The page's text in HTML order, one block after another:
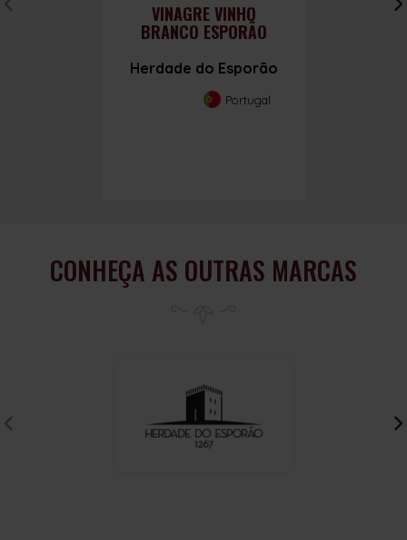
VINAGRE VINHO
BRANCO ESPORÃO
Herdade do Esporão
Portugal
CONHEÇA AS OUTRAS MARCAS